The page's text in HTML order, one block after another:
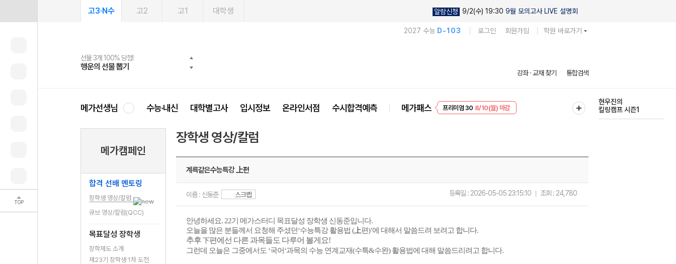
TOP
고3·N수 고2 고1 대학생 알람신청 9/2(수) 19:30 9월 모의고사 LIVE 설명회
2027 수능 D-103 로그인 회원가입 학원 바로가기
선물 3개 100% 당첨!
행운의 선물 뽑기
선물 100% 증정!
메가스터디 X 올리브
여름방학 스터디 캐시백
메가런 썸머스쿨
2027 러셀 단과
강사 공개선발
스마트러닝앱
설문 EVENT
메가패스
3일 무료 체험권
메가패스 수강생 무료혜택!
메가클럽 멤버십
사회공헌 캠페인
희망이룸 메가나눔
강좌 · 교재 찾기 통합검색
메가선생님 수능·내신 대학별고사 입시정보 온라인서점 수시합격예측 메가패스 프리미엄 30 8/10(월) 마감
EVENT 8/10(월) 마감
다채로운 난도
실전 모의고사
메가캠페인
합격 선배 멘토링
장학생 영상/칼럼
큐브 영상/칼럼(QCC)
목표달성 장학생
장학제도 소개
제23기 장학생 1차 도전
장학생 영상/칼럼
계륵같은수능특강 上편
이름 : 신동준 스크랩 등록일 : 2026-05-05 23:15:10 조회 : 24,780
안녕하세요. 22기 메가스터디 목표달성 장학생 신동준입니다.
오늘을 많은 분들께서 요청해 주셨던‘수능특강 활용법 (上편)’에 대해서 말씀드려 보려고 합니다.
추후下편에선 다른 과목들도 다루어 볼게요!
그런데 오늘은 그중에서도 ‘국어‘과목의 수능 연계교재(수특&수완) 활용법에 대해 말씀드리려고 합니다.